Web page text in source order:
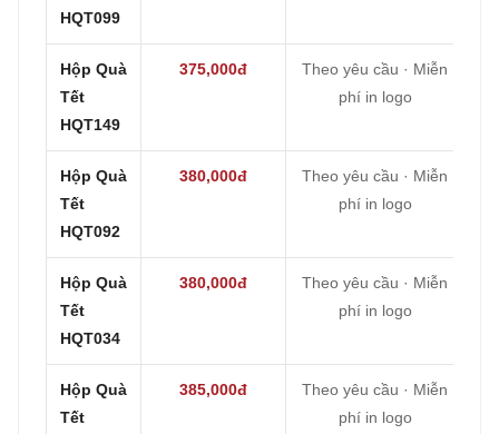
HQT099
Hộp Quà
Tết
HQT149
375,000đ
Theo yêu cầu · Miễn
phí in logo
Hộp Quà
Tết
HQT092
380,000đ
Theo yêu cầu · Miễn
phí in logo
Hộp Quà
Tết
HQT034
380,000đ
Theo yêu cầu · Miễn
phí in logo
Hộp Quà
Tết
385,000đ
Theo yêu cầu · Miễn
phí in logo